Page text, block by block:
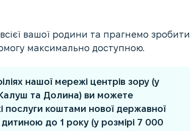
вашої родини та прагнемо зробити
максимально доступною.
нашої мережі центрів зору (у
Калуш та Долина) ви можете
послуги коштами нової державної
до 1 року (у розмірі 7 000